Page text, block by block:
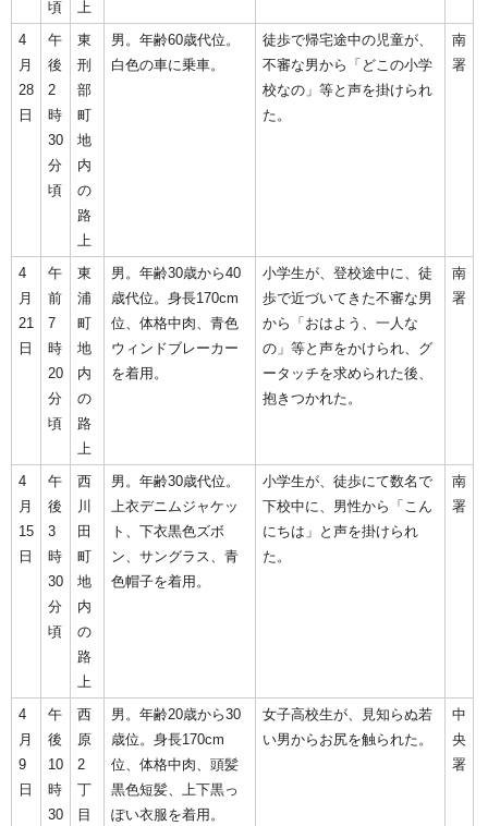
頃
上
4
月
28
日
午
後
2
時
30
分
頃
東
刑
部
町
地
内
の
路
上
男。年齢60歳代位。
白色の車に乗車。
徒歩で帰宅途中の児童が、
不審な男から「どこの小学
校なの」等と声を掛けられ
た。
南
署
4
月
21
日
午
前
7
時
20
分
頃
東
浦
町
地
内
の
路
上
男。年齢30歳から40
歳代位。身長170cm
位、体格中肉、青色
ウィンドブレーカー
を着用。
小学生が、登校途中に、徒
歩で近づいてきた不審な男
から「おはよう、一人な
の」等と声をかけられ、グ
ータッチを求められた後、
抱きつかれた。
南
署
4
月
15
日
午
後
3
時
30
分
頃
西
川
田
町
地
内
の
路
上
男。年齢30歳代位。
上衣デニムジャケッ
ト、下衣黒色ズボ
ン、サングラス、青
色帽子を着用。
小学生が、徒歩にて数名で
下校中に、男性から「こん
にちは」と声を掛けられ
た。
南
署
4
月
9
日
午
後
10
時
30
西
原
2
丁
目
男。年齢20歳から30
歳位。身長170cm
位、体格中肉、頭髪
黒色短髪、上下黒っ
ぽい衣服を着用。
女子高校生が、見知らぬ若
い男からお尻を触られた。
中
央
署